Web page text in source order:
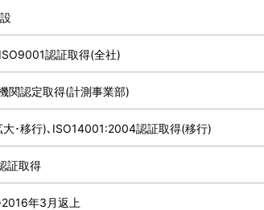
認証取得(全社)
関認定取得(計測事業部)
･移行)､ISO14001:2004認証取得(移行)
証取得
年3月返上